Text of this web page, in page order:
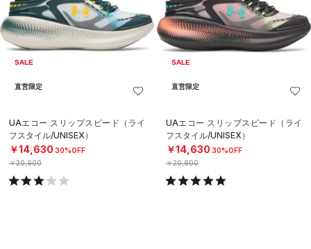
SALE
直営限定
UAエコー スリップスピード（ライ
フスタイル/UNISEX）
￥14,630 30%OFF
￥20,900
SALE
直営限定
UAエコー スリップスピード（ライ
フスタイル/UNISEX）
￥14,630 30%OFF
￥20,900